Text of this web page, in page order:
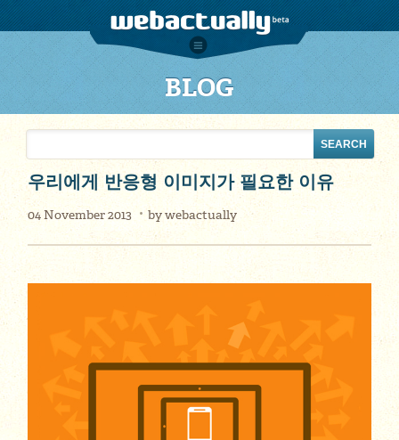
BLOG
우리에게 반응형 이미지가 필요한 이유
04 November 2013 bywebactually